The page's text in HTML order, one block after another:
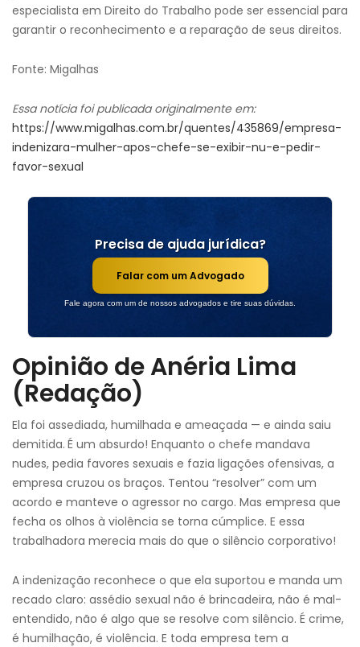
especialista em Direito do Trabalho pode ser essencial para
garantir o reconhecimento e a reparação de seus direitos.
Fonte: Migalhas
Essa notícia foi publicada originalmente em:
https://www.migalhas.com.br/quentes/435869/empresa-
indenizara-mulher-apos-chefe-se-exibir-nu-e-pedir-
favor-sexual
Precisa de ajuda jurídica?
Falar com um Advogado
Fale agora com um de nossos advogados e tire suas dúvidas.
Opinião de Anéria Lima
(Redação)
Ela foi assediada, humilhada e ameaçada — e ainda saiu
demitida. É um absurdo! Enquanto o chefe mandava
nudes, pedia favores sexuais e fazia ligações ofensivas, a
empresa cruzou os braços. Tentou “resolver” com um
acordo e manteve o agressor no cargo. Mas empresa que
fecha os olhos à violência se torna cúmplice. E essa
trabalhadora merecia mais do que o silêncio corporativo!
A indenização reconhece o que ela suportou e manda um
recado claro: assédio sexual não é brincadeira, não é mal-
entendido, não é algo que se resolve com silêncio. É crime,
é humilhação, é violência. E toda empresa tem a